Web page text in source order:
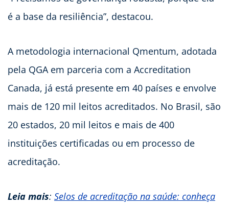
é a base da resiliência”, destacou.
A metodologia internacional Qmentum, adotada
pela QGA em parceria com a Accreditation
Canada, já está presente em 40 países e envolve
mais de 120 mil leitos acreditados. No Brasil, são
20 estados, 20 mil leitos e mais de 400
instituições certificadas ou em processo de
acreditação.
Leia mais: Selos de acreditação na saúde: conheça